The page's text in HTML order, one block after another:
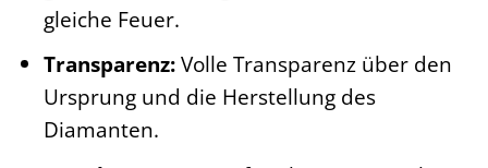
gleiche Feuer.
Transparenz:Volle Transparenz über den
Ursprung und die Herstellung des
Diamanten.